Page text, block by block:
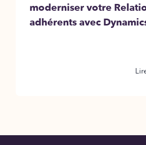
moderniser votre
adhérents avec